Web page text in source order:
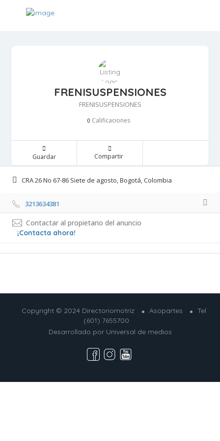
FRENISUSPENSIONES
FRENISUSPENSIONES
0 Calificaciones
Guardar Compartir
CRA 26 No 67-86 Siete de agosto, Bogotá, Colombia
3213634381
Contactar al propietario del anuncio
¡Contacta ahora!
Copyright © 2024 Directoriomotriz Asopartes
Tel
(601) 7655700
Desarrollado por Universal de medios